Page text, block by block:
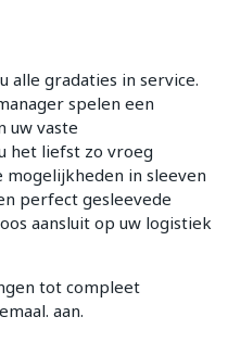
alle gradaties in service.
spelen een
uw vaste
het liefst zo vroeg
in sleeven
perfect gesleevede
aansluit op uw logistiek
tot compleet
aan.